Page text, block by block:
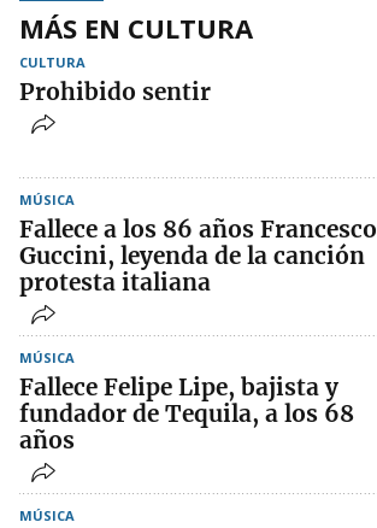
MÁS EN CULTURA
CULTURA
Prohibido sentir
MÚSICA
Fallece a los 86 años Francesco
Guccini, leyenda de la canción
protesta italiana
MÚSICA
Fallece Felipe Lipe, bajista y
fundador de Tequila, a los 68
años
MÚSICA